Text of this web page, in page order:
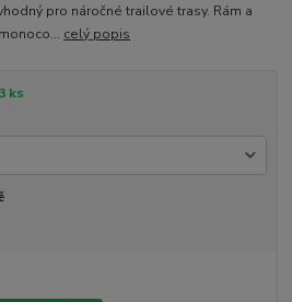
pro náročné trailové trasy. Rám a
celý popis
ks